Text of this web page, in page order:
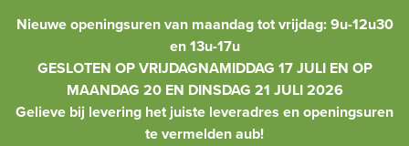
Nieuwe openingsuren van maandag tot vrijdag: 9u-12u30
en 13u-17u
GESLOTEN OP VRIJDAGNAMIDDAG 17 JULI EN OP
MAANDAG 20 EN DINSDAG 21 JULI 2026
Gelieve bij levering het juiste leveradres en openingsuren
te vermelden aub!